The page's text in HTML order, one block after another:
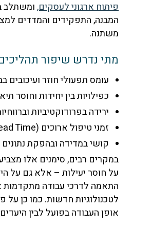
פיתוח ארגוני לעסקים,ומשתלב
המבנה, התפקידים והמדדים למציאות
משתנה.
מתי נדרש שיפור תהליכים
עומס תפעולי חוזר ועיכובים בביצוע
כפילויות בין יחידות וחוסר תיאום
ירידה בפרודוקטיביות וברווחיות
זמני טיפול ארוכים (Lead Time)
קושי במדידה ובהפקת נתונים
במקרים רבים, סימנים אלו מצביעים
על חוסר יעילות – אלא גם על היעדר
התאמה לדרכי עבודה מתקדמות או
לטכנולוגיות חדשות. כמו כן על פער
אופן העבודה בפועל לבין היעדים